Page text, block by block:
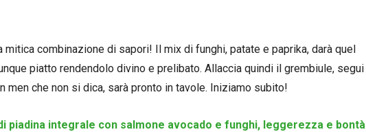
mitica combinazione di sapori! Il mix di funghi, patate e paprika, darà quel
piatto rendendolo divino e prelibato. Allaccia quindi il grembiule, segui
men che non si dica, sarà pronto in tavole. Iniziamo subito!
piadina integrale con salmone avocado e funghi, leggerezza e bontà